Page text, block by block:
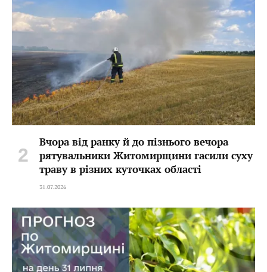
Вчора від ранку й до пізнього вечора
рятувальники Житомирщини гасили суху
траву в різних куточках області
31.07.2026